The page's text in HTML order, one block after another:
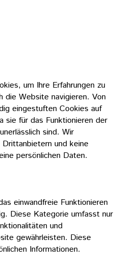
um Ihre Erfahrungen zu
die Website navigieren. Von
eingestuften Cookies auf
sie für das Funktionieren der
sind. Wir
und keine
persönlichen Daten.
einwandfreie Funktionieren
Diese Kategorie umfasst nur
und
gewährleisten. Diese
Informationen.